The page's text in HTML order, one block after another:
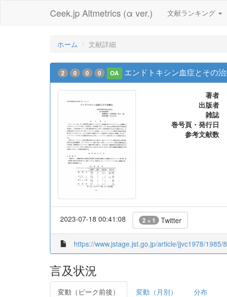
Ceek.jp Altmetrics (α ver.) 文献ランキング
ホーム 文献詳細
2 0 0 0 OA エンドトキシン血症とその
著者
出版者
雑誌
巻号頁・発行日
参考文献数
2023-07-18 00:41:08 2 + 1 Twitter
https://www.jstage.jst.go.jp/article/jjvc1978/
言及状況
変動（ピーク前後） 変動（月別） 分布